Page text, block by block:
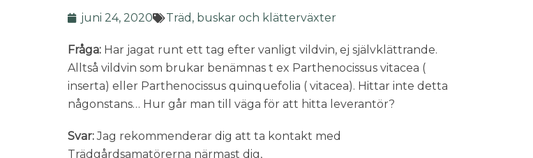
juni 24, 2020 Träd, buskar och klätterväxter
Fråga: Har jagat runt ett tag efter vanligt vildvin, ej självklättrande.
Alltså vildvin som brukar benämnas t ex Parthenocissus vitacea (
inserta) eller Parthenocissus quinquefolia ( vitacea). Hittar inte detta
någonstans… Hur går man till väga för att hitta leverantör?
Svar:Jag rekommenderar dig att ta kontakt med
Trädgårdsamatörerna närmast dig,